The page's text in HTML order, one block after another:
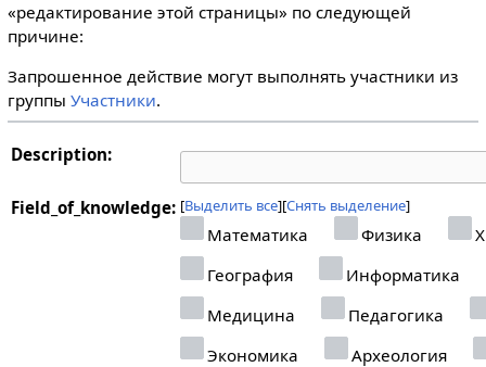
«редактирование этой страницы» по следующей
причине:
Запрошенное действие могут выполнять участники из
группы Участники.
Description:
Field_of_knowledge: Выделить все Снять выделение
Математика Физика
География
Информатика
Медицина
Педагогика
Экономика
Археология